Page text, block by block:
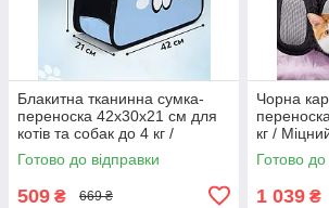
Блакитна тканинна сумка-
переноска 42x30x21 см для
котів та собак до 4 кг /
Дорожній контейнер з сіткою
та жорстким дном
Готово до відправки
509 ₴ 669 ₴
Чорна
кг /
котів та
Готово до
1 039 ₴